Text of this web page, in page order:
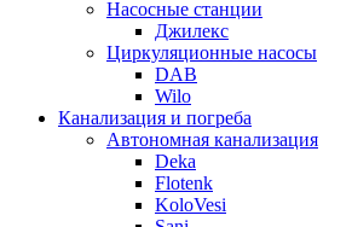
Насосные станции
Джилекс
Циркуляционные насосы
DAB
Wilo
Канализация и погреба
Автономная канализация
Deka
Flotenk
KoloVesi